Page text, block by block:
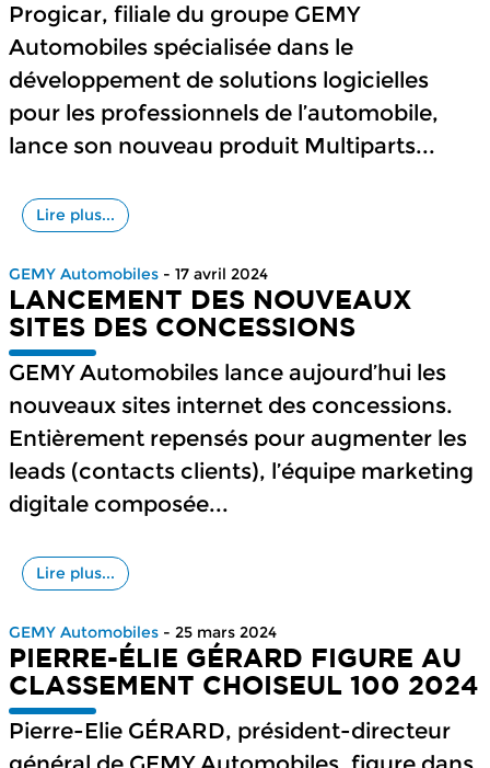
Progicar, filiale du groupe GEMY
Automobiles spécialisée dans le
développement de solutions logicielles
pour les professionnels de l’automobile,
lance son nouveau produit Multiparts...
Lire plus...
GEMY Automobiles - 17 avril 2024
LANCEMENT DES NOUVEAUX
SITES DES CONCESSIONS
GEMY Automobiles lance aujourd’hui les
nouveaux sites internet des concessions.
Entièrement repensés pour augmenter les
leads (contacts clients), l’équipe marketing
digitale composée...
Lire plus...
GEMY Automobiles - 25 mars 2024
PIERRE-ÉLIE GÉRARD FIGURE AU
CLASSEMENT CHOISEUL 100 2024
Pierre-Elie GÉRARD, président-directeur